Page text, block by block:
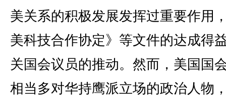
美关系的积极发展发挥过重要作用
美科技合作协定》等文件的达成得
关国会议员的推动。然而，美国国
相当多对华持鹰派立场的政治人物